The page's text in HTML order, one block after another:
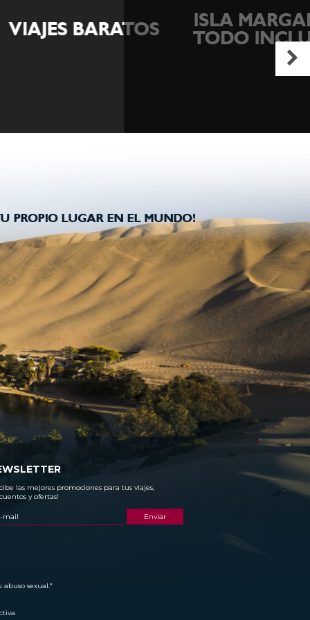
BARATOS
ISLA MARGARITA
TODO INCLUIDO
PROPIO LUGAR EN EL MUNDO!
las mejores promociones para tus viajes,
y ofertas!
abuso sexual."